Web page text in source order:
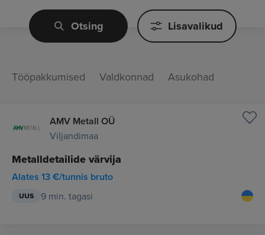
Otsing Lisavalikud
Tööpakkumised Valdkonnad Asukohad
AMV Metall OÜ
Viljandimaa
Metalldetailide värvija
Alates 13 €/tunnis bruto
UUS 9 min. tagasi